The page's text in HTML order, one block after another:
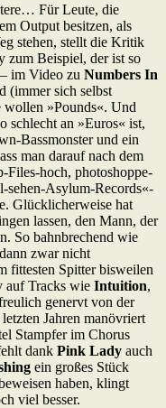
Für Leute, die
Output besitzen, als
stehen, stellt die Kritik
zum Beispiel, der ist so
im Video zu Numbers In
(immer sich selbst
»Pounds«. Und
schlecht an »Euros« ist,
Bassmonster und ein
man darauf nach dem
Files-hoch, photoshoppe-
sehen-Asylum-Records«-
Glücklicherweise hat
lassen, den Mann, der
So bahnbrechend wie
dann zwar nicht
fittesten Spitter bisweilen
auf Tracks wie Intuition,
genervt von der
Jahren manövriert
Stampfer im Chorus
dank Pink Lady auch
ein großes Stück
haben, klingt
viel besser.